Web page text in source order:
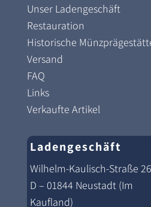
Unser Ladengeschäft
Restauration
Historische
Versand
FAQ
Links
Verkaufte Artikel
Ladengeschäft
Wilhelm-Kaulisch-Straße 26
D – 01844 Neustadt (Im
Kaufland)